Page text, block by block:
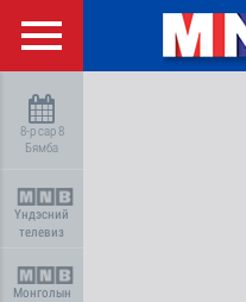
8-р сар 8
Бямба
Үндэсний
телевиз
Монголын